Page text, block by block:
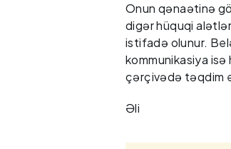
Onun qənaətinə
digər hüquqi
istifadə olunur.
kommunikasiya
çərçivədə təqdim
Əli